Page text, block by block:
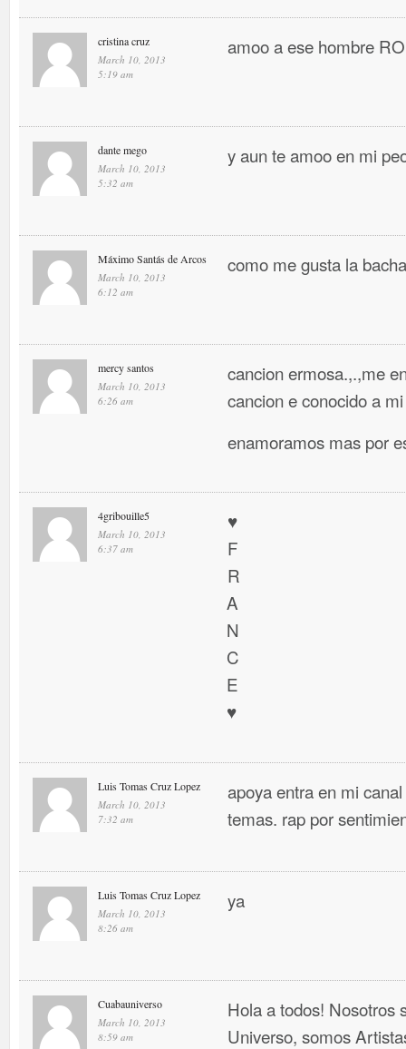
cristina cruz
March 10, 2013
5:19 am
amoo a ese hombre
dante mego
March 10, 2013
5:32 am
y aun te amoo en mi
Máximo Santás de Arcos
March 10, 2013
6:12 am
como me gusta la
mercy santos
March 10, 2013
6:26 am
cancion ermosa.,.,me
cancion e conocido a
enamoramos mas por
4gribouille5
March 10, 2013
6:37 am
♥
F
R
A
N
C
E
♥
Luis Tomas Cruz Lopez
March 10, 2013
7:32 am
apoya entra en mi
temas. rap por
Luis Tomas Cruz Lopez
March 10, 2013
8:26 am
ya
Cuabauniverso
March 10, 2013
8:59 am
Hola a todos! Nosotros
Universo, somos